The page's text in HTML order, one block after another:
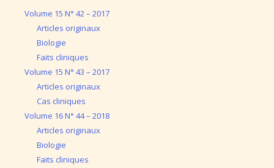
Volume 15 N° 42 – 2017
Articles originaux
Biologie
Faits cliniques
Volume 15 N° 43 – 2017
Articles originaux
Cas cliniques
Volume 16 N° 44 – 2018
Articles originaux
Biologie
Faits cliniques